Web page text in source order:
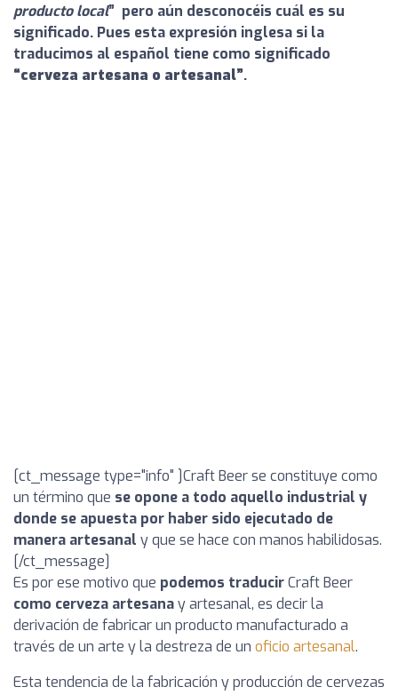
producto local” pero aún desconocéis cuál es su
significado. Pues esta expresión inglesa si la
traducimos al español tiene como significado
“cerveza artesana o artesanal”.
[ct_message type="info" ]Craft Beer se constituye como
un término que se opone a todo aquello industrial y
donde se apuesta por haber sido ejecutado de
manera artesanal y que se hace con manos habilidosas.
[/ct_message]
Es por ese motivo que podemos traducirCraft Beer
como cerveza artesanay artesanal, es decir la
derivación de fabricar un producto manufacturado a
través de un arte y la destreza de un oficio artesanal.
Esta tendencia de la fabricación y producción de cervezas